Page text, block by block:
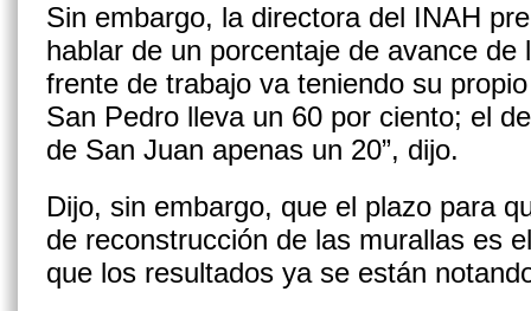
Sin embargo, la directora del INAH
hablar de un porcentaje de avance de
frente de trabajo va teniendo su
San Pedro lleva un 60 por ciento; el
de San Juan apenas un 20”, dijo.
Dijo, sin embargo, que el plazo para
de reconstrucción de las murallas es
que los resultados ya se están